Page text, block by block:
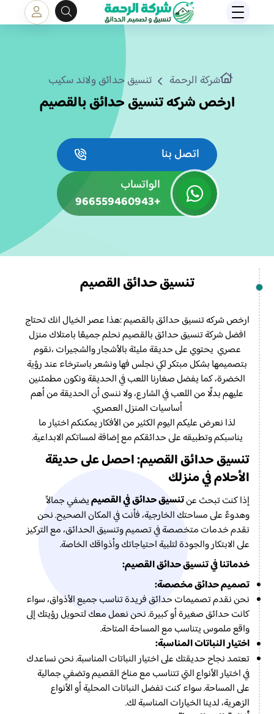
شركة الرحمة تنسيق حدائق ولاند سكيب
ارخص شركه تنسيق حدائق بالقصيم
اتصل بنا
الواتساب
+966559460943
تنسيق حدائق القصيم
ارخص شركه تنسيق حدائق بالقصيم :هذا عصر الخيال انك تحتاج
افضل شركة تنسيق حدائق بالقصيم نحلم جميعًا بامتلاك منزل
عصري يحتوي على حديقة مليئة بالأشجار والشجيرات ،نقوم
بتصميمها بشكل مبتكر لكي نجلس فها ونشعر باسترخاء عند رؤية
الخضرة، كما يفضل صغارنا اللعب في الحديقة ونكون مطمئنين
عليهم بدلًا من اللعب في الشارع، ولا ننسى أن الحديقة من أهم
أساسيات المنزل العصري.
لذا نعرض عليكم اليوم الكثير من الأفكار يمكنكم اختيار ما
يناسبكم وتطبيقه على حدائقكم مع إضافة لمساتكم الابداعية.
تنسيق حدائق القصيم: احصل على حديقة
الأحلام في منزلك
إذا كنت تبحث عنتنسيق حدائق في القصيميضفي جمالاً
وهدوءً على مساحتك الخارجية، فأنت في المكان الصحيح. نحن
نقدم خدمات متخصصة في تصميم وتنسيق الحدائق، مع التركيز
على الابتكار والجودة لتلبية احتياجاتك وأذواقك الخاصة.
خدماتنا في تنسيق حدائق القصيم:
تصميم حدائق مخصصة:
نحن نقدم تصميمات حدائق فريدة تناسب جميع الأذواق، سواء
كانت حدائق صغيرة أو كبيرة. نحن نعمل معك لتحويل رؤيتك إلى
واقع ملموس يتناسب مع المساحة المتاحة.
اختيار النباتات المناسبة:
تعتمد نجاح حديقتك على اختيار النباتات المناسبة. نحن نساعدك
في اختيار الأنواع التي تتناسب مع مناخ القصيم وتضفي جمالية
على المساحة. سواء كنت تفضل النباتات المحلية أو الأنواع
الزهرية، لدينا الخيارات المناسبة لك.